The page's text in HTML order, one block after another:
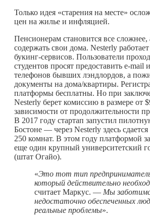
Только идея «старения на месте»
цен на жилье и инфляцией.
Пенсионерам становится все сложнее,
содержать свои дома. Nesterly
букинг-сервисов. Пользователи
студентов просят предоставить e-mail
телефонов бывших лэндлордов, а
документы на дома/квартиры.
платформы бесплатны. Но при
Nesterly берет комиссию в размере от
зависимости от продолжительности
В 2017 году стартап запустил
Бостоне — через Nesterly здесь
250 комнат. В этом году платформой
еще один крупный университетский
(штат Огайо).
«Это тот тип
который действительно
считает Маркус. — Мы
недостаточно обеспеченных
реальные проблемы».